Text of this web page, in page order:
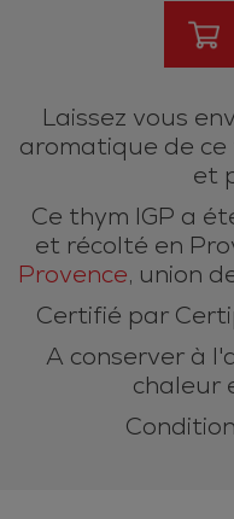
Laissez vous
aromatique de
et
Ce thym IGP a
et récolté en
Provence, union
Certifié par
A conserver à
chaleur